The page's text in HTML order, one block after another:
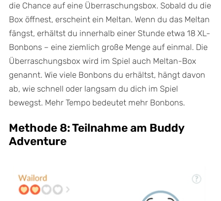
die Chance auf eine Überraschungsbox. Sobald du die
Box öffnest, erscheint ein Meltan. Wenn du das Meltan
fängst, erhältst du innerhalb einer Stunde etwa 18 XL-
Bonbons – eine ziemlich große Menge auf einmal. Die
Überraschungsbox wird im Spiel auch Meltan-Box
genannt. Wie viele Bonbons du erhältst, hängt davon
ab, wie schnell oder langsam du dich im Spiel
bewegst. Mehr Tempo bedeutet mehr Bonbons.
Methode 8: Teilnahme am Buddy
Adventure